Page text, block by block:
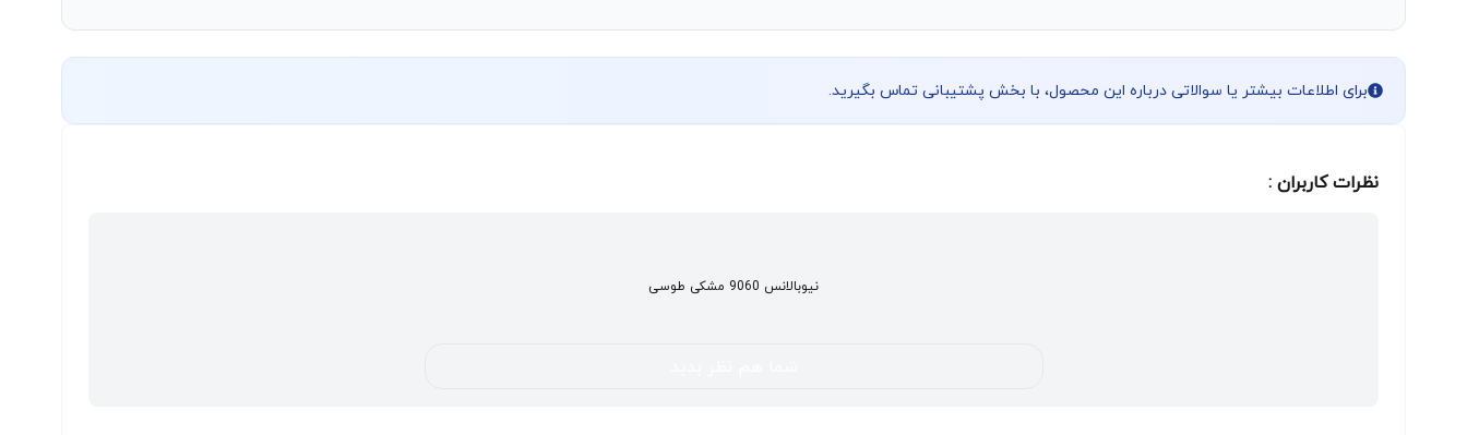
برای اطلاعات بیشتر یا سوالاتی درباره این محصول، با بخش پشتیبانی تماس بگیرید.
نظرات کاربران :
نیوبالانس 9060 مشکی طوسی